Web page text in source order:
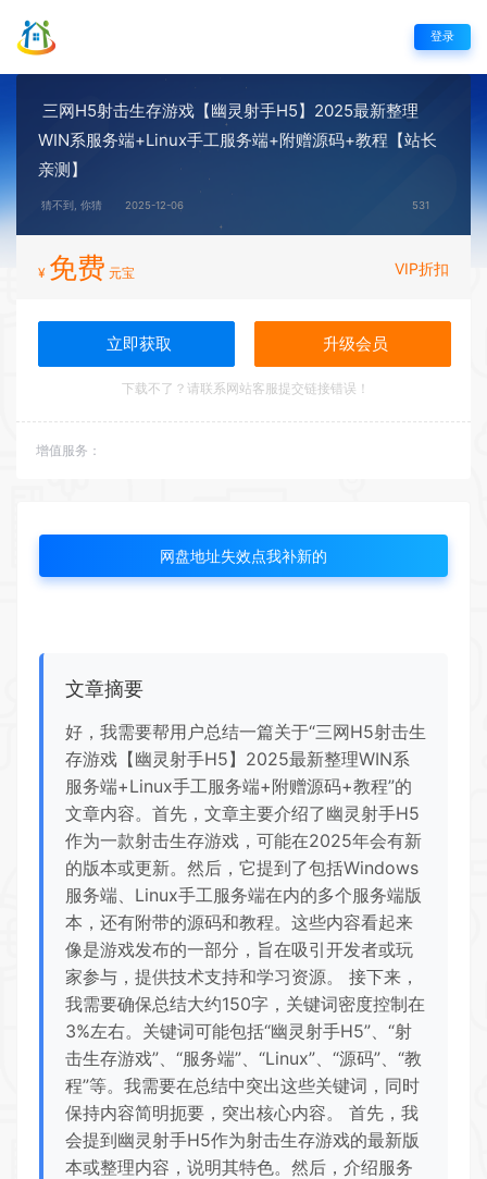
登录
三网H5射击生存游戏【幽灵射手H5】2025最新整理
WIN系服务端+Linux手工服务端+附赠源码+教程【站长
亲测】
猜不到, 你猜 2025-12-06 531
¥ 免费 元宝 VIP折扣
立即获取 升级会员
下载不了？请联系网站客服提交链接错误！
增值服务：
网盘地址失效点我补新的
文章摘要
好，我需要帮用户总结一篇关于“三网H5射击生
存游戏【幽灵射手H5】2025最新整理WIN系
服务端+Linux手工服务端+附赠源码+教程”的
文章内容。首先，文章主要介绍了幽灵射手H5
作为一款射击生存游戏，可能在2025年会有新
的版本或更新。然后，它提到了包括Windows
服务端、Linux手工服务端在内的多个服务端版
本，还有附带的源码和教程。这些内容看起来
像是游戏发布的一部分，旨在吸引开发者或玩
家参与，提供技术支持和学习资源。 接下来，
我需要确保总结大约150字，关键词密度控制在
3%左右。关键词可能包括“幽灵射手H5”、“射
击生存游戏”、“服务端”、“Linux”、“源码”、“教
程”等。我需要在总结中突出这些关键词，同时
保持内容简明扼要，突出核心内容。 首先，我
会提到幽灵射手H5作为射击生存游戏的最新版
本或整理内容，说明其特色。然后，介绍服务